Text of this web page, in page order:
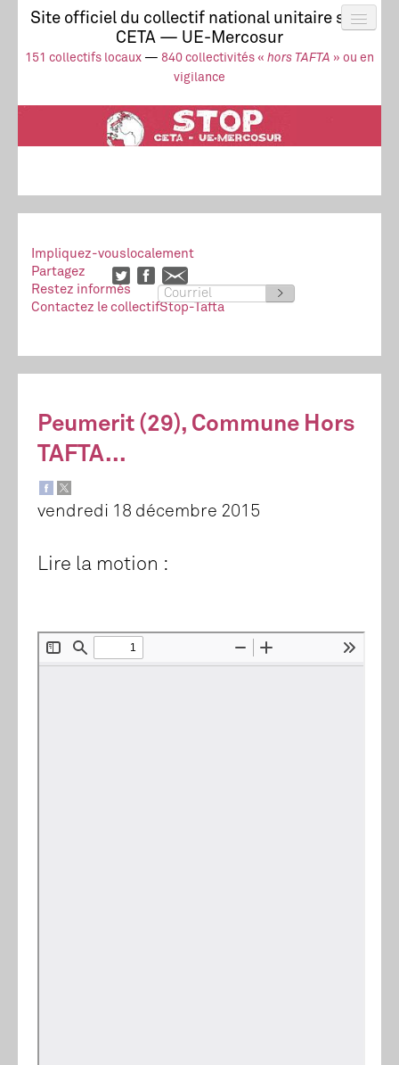
Site officiel du collectif national unitaire stop
CETA — UE-Mercosur
151 collectifs locaux — 840 collectivités « hors TAFTA » ou en
vigilance
Actus
UE-Mercosur
Stop à l’impunité !
TAFTA
CETA
Collectif
Impliquez-vouslocalement
Partagez
Restez informés
>
Contactez le collectifStop-Tafta
Peumerit (29), Commune Hors
TAFTA...
vendredi 18 décembre 2015
Lire la motion :